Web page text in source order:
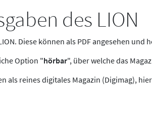
des LION
Diese können als PDF angesehen und
Option "hörbar", über welche das
als reines digitales Magazin (Digimag),